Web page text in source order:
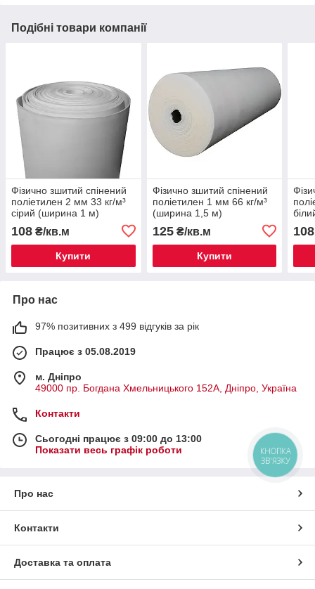
Подібні товари компанії
Фізично зшитий спінений
поліетилен 2 мм 33 кг/м³
сірий (ширина 1 м)
108 ₴/кв.м
Купити
Фізично зшитий спінений
поліетилен 1 мм 66 кг/м³
(ширина 1,5 м)
125₴/кв.м
Купити
108
Про нас
97% позитивних з 499 відгуків за рік
Працює з 05.08.2019
м. Дніпро
49000 пр. Богдана Хмельницького 152А, Дніпро, Україна
Контакти
Сьогодні працює з 09:00 до 13:00
Показати весь графік роботи
Про нас
Контакти
Доставка та оплата
КНОПКА
ЗВ'ЯЗКУ